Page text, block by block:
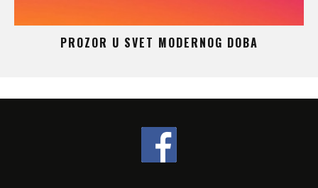
PROZOR U SVET MODERNOG DOBA